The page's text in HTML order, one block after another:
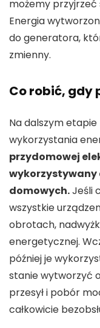
możemy przyjrzeć
Energia
do generatora,
zmienny.
Co robić, gdy
Na dalszym
wykorzystania
przydomowej
wykorzystywany
domowych.Jeśli
wszystkie
obrotach,
energetycznej.
później je
stanie wytworzyć
przesył i pobór
całkowicie